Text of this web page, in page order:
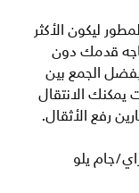
قدراتك مع حذاء فري ميتكون 7 المطور ليكون الأكثر
قدمك دون
الجمع بين
يمكنك الانتقال
رفع الأثقال.
جام يلو